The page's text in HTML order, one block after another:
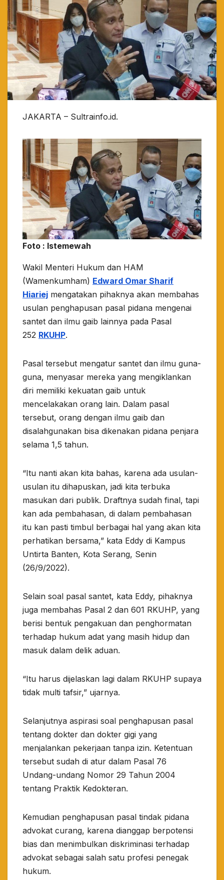
JAKARTA – Sultrainfo.id.
Foto : Istemewah
Wakil Menteri Hukum dan HAM
(Wamenkumham) Edward Omar Sharif
Hiariej mengatakan pihaknya akan membahas
usulan penghapusan pasal pidana mengenai
santet dan ilmu gaib lainnya pada Pasal
252 RKUHP.
Pasal tersebut mengatur santet dan ilmu guna-
guna, menyasar mereka yang mengiklankan
diri memiliki kekuatan gaib untuk
mencelakakan orang lain. Dalam pasal
tersebut, orang dengan ilmu gaib dan
disalahgunakan bisa dikenakan pidana penjara
selama 1,5 tahun.
“Itu nanti akan kita bahas, karena ada usulan-
usulan itu dihapuskan, jadi kita terbuka
masukan dari publik. Draftnya sudah final, tapi
kan ada pembahasan, di dalam pembahasan
itu kan pasti timbul berbagai hal yang akan kita
perhatikan bersama,” kata Eddy di Kampus
Untirta Banten, Kota Serang, Senin
(26/9/2022).
Selain soal pasal santet, kata Eddy, pihaknya
juga membahas Pasal 2 dan 601 RKUHP, yang
berisi bentuk pengakuan dan penghormatan
terhadap hukum adat yang masih hidup dan
masuk dalam delik aduan.
“Itu harus dijelaskan lagi dalam RKUHP supaya
tidak multi tafsir,” ujarnya.
Selanjutnya aspirasi soal penghapusan pasal
tentang dokter dan dokter gigi yang
menjalankan pekerjaan tanpa izin. Ketentuan
tersebut sudah di atur dalam Pasal 76
Undang-undang Nomor 29 Tahun 2004
tentang Praktik Kedokteran.
Kemudian penghapusan pasal tindak pidana
advokat curang, karena dianggap berpotensi
bias dan menimbulkan diskriminasi terhadap
advokat sebagai salah satu profesi penegak
hukum.